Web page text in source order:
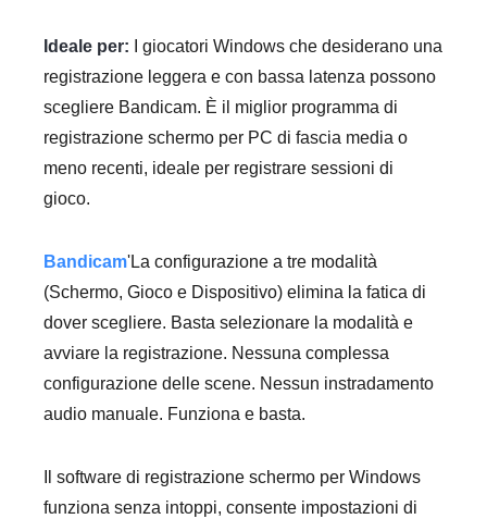
Ideale per: I giocatori Windows che desiderano una
registrazione leggera e con bassa latenza possono
scegliere Bandicam. È il miglior programma di
registrazione schermo per PC di fascia media o
meno recenti, ideale per registrare sessioni di
gioco.
Bandicam'La configurazione a tre modalità
(Schermo, Gioco e Dispositivo) elimina la fatica di
dover scegliere. Basta selezionare la modalità e
avviare la registrazione. Nessuna complessa
configurazione delle scene. Nessun instradamento
audio manuale. Funziona e basta.
Il software di registrazione schermo per Windows
funziona senza intoppi, consente impostazioni di